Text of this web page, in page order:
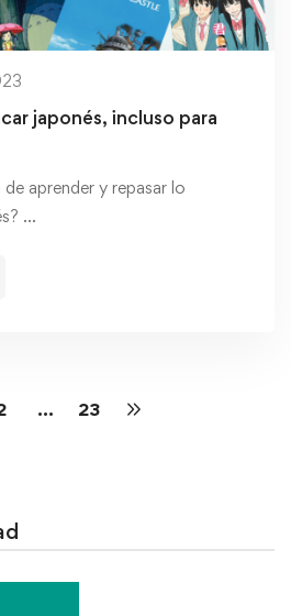
japonés, incluso para
de aprender y repasar lo
…
… 23